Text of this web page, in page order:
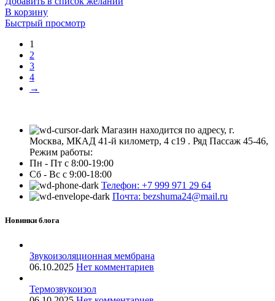
В корзину
Быстрый просмотр
1
2
3
4
→
Магазин находится по адресу, г.
Москва, МКАД 41-й километр, 4 с19 . Ряд Пассаж 45-46,
Режим работы:
Пн - Пт с 8:00-19:00
Сб - Вс с 9:00-18:00
Телефон: +7 999 971 29 64
Почта: bezshuma24@mail.ru
Новинки блога
Звукоизоляционная мембрана
06.10.2025 Нет комментариев
Термозвукоизол